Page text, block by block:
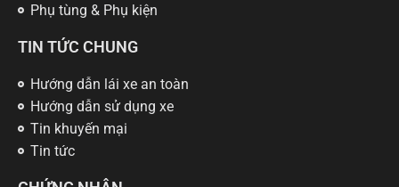
Phụ tùng & Phụ kiện
TIN TỨC CHUNG
Hướng dẫn lái xe an toàn
Hướng dẫn sử dụng xe
Tin khuyến mại
Tin tức